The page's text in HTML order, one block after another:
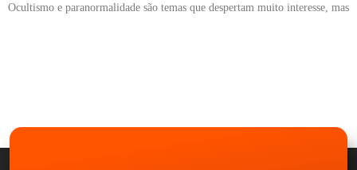
Ocultismo e paranormalidade são temas que despertam muito interesse, mas